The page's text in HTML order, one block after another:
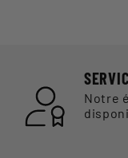
Notre